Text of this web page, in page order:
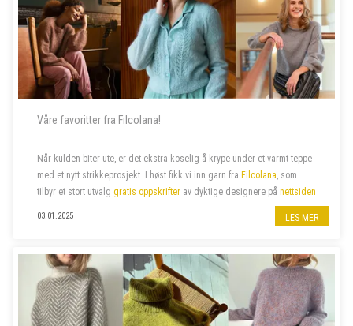
Våre favoritter fra Filcolana!
Når kulden biter ute, er det ekstra koselig å krype under et varmt teppe
med et nytt strikkeprosjekt. I høst fikk vi inn garn fra Filcolana, som
tilbyr et stort utvalg gratis oppskrifter av dyktige designere på nettsiden
03.01.2025 LES MER